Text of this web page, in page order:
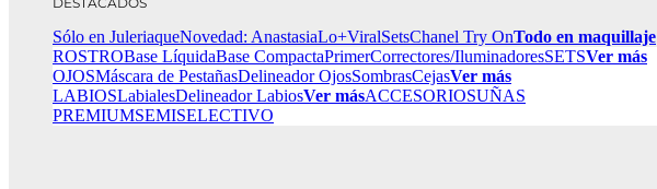
Sólo en JuleriaqueNovedad: AnastasiaLo+ViralSetsChanel Try OnTodo en maquillaje
ROSTROBase LíquidaBase CompactaPrimerCorrectores/IluminadoresSETSVer más
OJOSMáscara de PestañasDelineador OjosSombrasCejasVer más
LABIOSLabialesDelineador LabiosVer másACCESORIOSUÑAS
PREMIUMSEMISELECTIVO